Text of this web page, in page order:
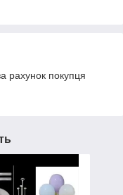
рахунок покупця